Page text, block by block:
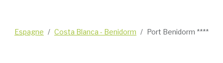
Espagne Costa Blanca - Benidorm Port Benidorm ****